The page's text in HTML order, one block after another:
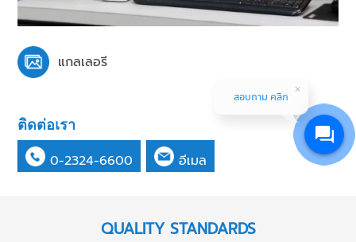
แกลเลอรี
ติดต่อเรา
0-2324-6600 อีเมล
QUALITY STANDARDS
สอบถาม คลิก